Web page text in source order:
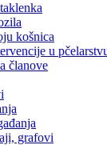
košnica
u
članove
grafovi